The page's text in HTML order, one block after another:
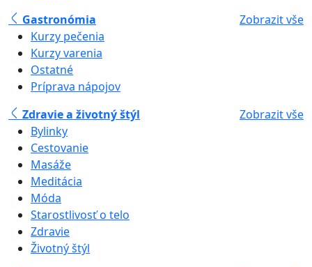
Gastronómia
Zobrazit vše
Kurzy pečenia
Kurzy varenia
Ostatné
Príprava nápojov
Zdravie a životný štýl
Zobrazit vše
Bylinky
Cestovanie
Masáže
Meditácia
Móda
Starostlivosť o telo
Zdravie
Životný štýl